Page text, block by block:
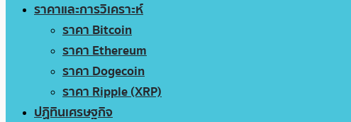
ราคาและการวิเคราะห์
ราคา Bitcoin
ราคา Ethereum
ราคา Dogecoin
ราคา Ripple (XRP)
ปฏิทินเศรษฐกิจ